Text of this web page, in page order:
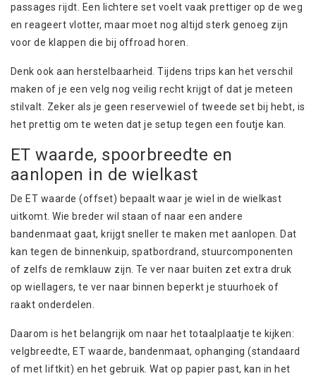
passages rijdt. Een lichtere set voelt vaak prettiger op de weg
en reageert vlotter, maar moet nog altijd sterk genoeg zijn
voor de klappen die bij offroad horen.
Denk ook aan herstelbaarheid. Tijdens trips kan het verschil
maken of je een velg nog veilig recht krijgt of dat je meteen
stilvalt. Zeker als je geen reservewiel of tweede set bij hebt, is
het prettig om te weten dat je setup tegen een foutje kan.
ET waarde, spoorbreedte en
aanlopen in de wielkast
De ET waarde (offset) bepaalt waar je wiel in de wielkast
uitkomt. Wie breder wil staan of naar een andere
bandenmaat gaat, krijgt sneller te maken met aanlopen. Dat
kan tegen de binnenkuip, spatbordrand, stuurcomponenten
of zelfs de remklauw zijn. Te ver naar buiten zet extra druk
op wiellagers, te ver naar binnen beperkt je stuurhoek of
raakt onderdelen.
Daarom is het belangrijk om naar het totaalplaatje te kijken:
velgbreedte, ET waarde, bandenmaat,ophanging (standaard
of met liftkit) en het gebruik. Wat op papier past, kan in het